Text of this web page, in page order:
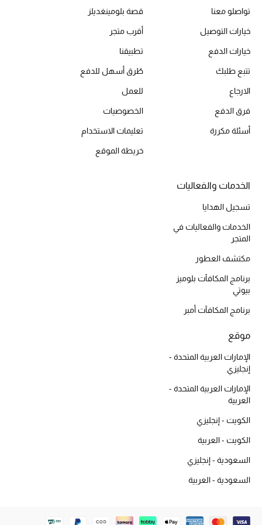
الموسم الجديد
دليل ملتزمات الحقائب
حقائب الأطفال
أبرز الحقائب
تسوقوا الحقائب
الموسم الجديد
الأحذية الرجالية
أحذية للأطفال
تواصلو معنا
خيارات التوصيل
خيارات الدفع
تتبع طلبك
الارجاع
فرق الدفع
أسئلة مكررة
قصة بلومينغديلز
أقرب متجر
تطبيقنا
طُرق أسهل للدفع
للعمل
الخصوصيات
تعليمات الاستخدام
خريطة الموقع
الخدمات والفعاليات
تسجيل الهدايا
الخدمات والفعاليات في
المتجر
مكتشف العطور
برنامج المكافآت بلوميز
بيوتي
برنامج المكافآت أمبر
موقع
الإمارات العربية المتحدة -
إنجليزي
الإمارات العربية المتحدة -
العربية
الكويت - إنجليزي
الكويت - العربية
السعودية - إنجليزي
السعودية - العربية